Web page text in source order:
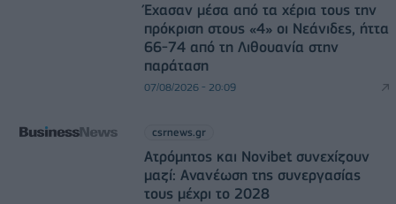
Έχασαν μέσα από τα χέρια τους την
πρόκριση στους «4» οι Νεάνιδες, ήττα
66-74 από τη Λιθουανία στην
παράταση
07/08/2026 - 20:09
csrnews.gr
Ατρόμητος και Novibet συνεχίζουν
μαζί: Ανανέωση της συνεργασίας
τους μέχρι το 2028